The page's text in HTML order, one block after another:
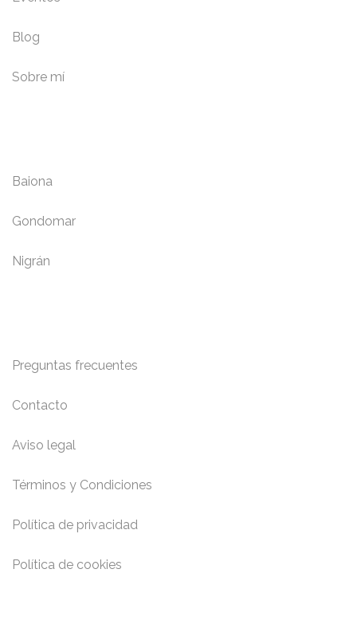
Blog
Sobre mí
Baiona
Gondomar
Nigrán
Preguntas frecuentes
Contacto
Aviso legal
Términos y Condiciones
Política de privacidad
Política de cookies